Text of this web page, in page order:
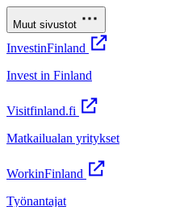
Muut sivustot
InvestinFinland
Invest in Finland
Visitfinland.fi
Matkailualan yritykset
WorkinFinland
Työnantajat